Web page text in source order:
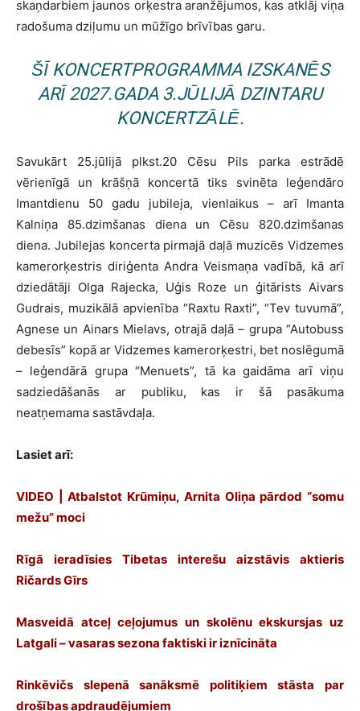
skaņdarbiem jaunos orķestra aranžējumos, kas atklāj viņa
radošuma dziļumu un mūžīgo brīvības garu.
ŠĪ KONCERTPROGRAMMA IZSKANĒS
ARĪ 2027.GADA 3.JŪLIJĀ DZINTARU
KONCERTZĀLĒ.
Savukārt 25.jūlijā plkst.20 Cēsu Pils parka estrādē
vērienīgā un krāšņā koncertā tiks svinēta leģendāro
Imantdienu 50 gadu jubileja, vienlaikus – arī Imanta
Kalniņa 85.dzimšanas diena un Cēsu 820.dzimšanas
diena. Jubilejas koncerta pirmajā daļā muzicēs Vidzemes
kamerorķestris diriģenta Andra Veismaņa vadībā, kā arī
dziedātāji Olga Rajecka, Uģis Roze un ģitārists Aivars
Gudrais, muzikālā apvienība “Raxtu Raxti”, “Tev tuvumā”,
Agnese un Ainars Mielavs, otrajā daļā – grupa “Autobuss
debesīs” kopā ar Vidzemes kamerorķestri, bet noslēgumā
– leģendārā grupa “Menuets”, tā ka gaidāma arī viņu
sadziedāšanās ar publiku, kas ir šā pasākuma
neatņemama sastāvdaļa.
Lasiet arī:
VIDEO | Atbalstot Krūmiņu, Arnita Oliņa pārdod “somu
mežu” moci
Rīgā ieradīsies Tibetas interešu aizstāvis aktieris
Ričards Gīrs
Masveidā atceļ ceļojumus un skolēnu ekskursjas uz
Latgali – vasaras sezona faktiski ir iznīcināta
Rinkēvičs slepenā sanāksmē politiķiem stāsta par
drošības apdraudējumiem